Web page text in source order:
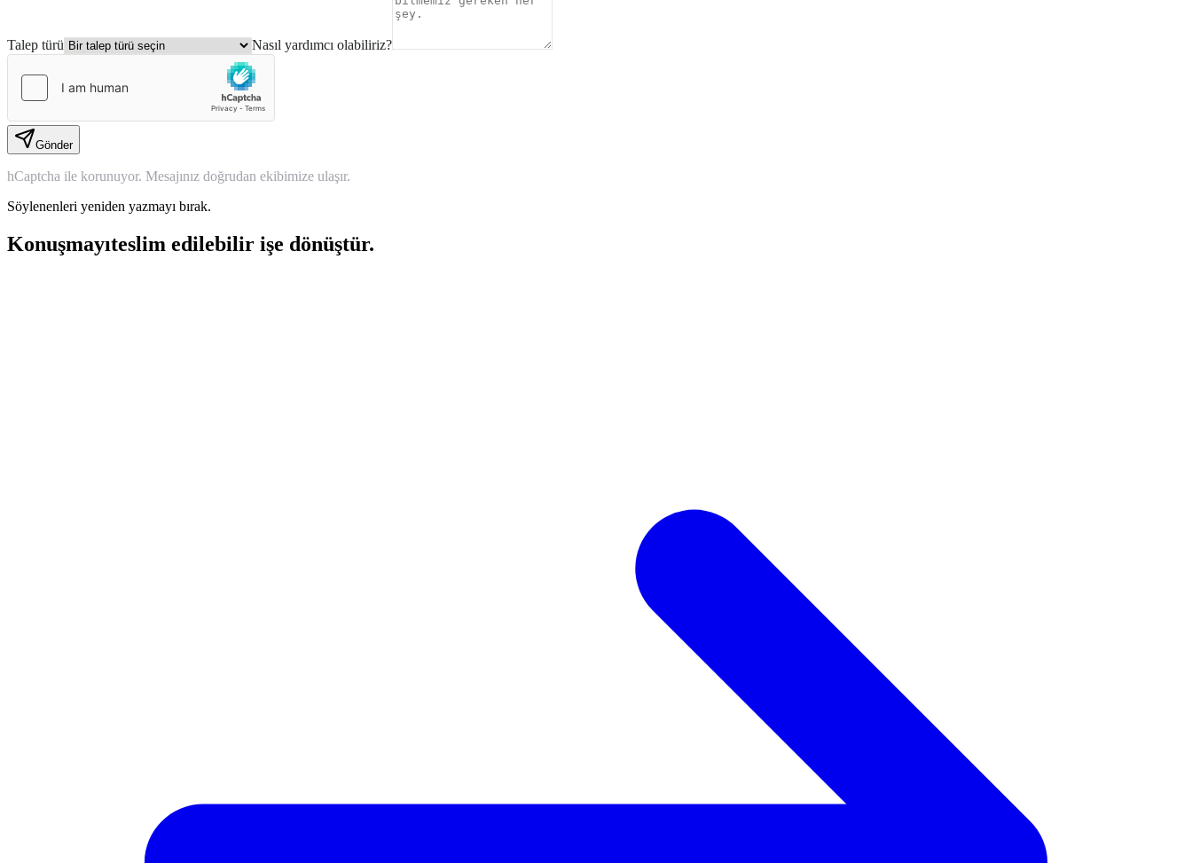
Talep türü Nasıl yardımcı olabiliriz?
Gönder
hCaptcha ile korunuyor. Mesajınız doğrudan ekibimize ulaşır.
Söylenenleri yeniden yazmayı bırak.
Konuşmayıteslim edilebilir işe dönüştür.